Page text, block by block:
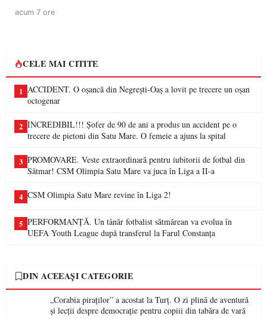
acum 7 ore
CELE MAI CITITE
1 ACCIDENT. O oșancă din Negrești-Oaș a lovit pe trecere un oșan
octogenar
2 INCREDIBIL!!! Șofer de 90 de ani a produs un accident pe o
trecere de pietoni din Satu Mare. O femeie a ajuns la spital
3 PROMOVARE. Veste extraordinară pentru iubitorii de fotbal din
Sătmar! CSM Olimpia Satu Mare va juca în Liga a II-a
4 CSM Olimpia Satu Mare revine în Liga 2!
5 PERFORMANȚĂ. Un tânăr fotbalist sătmărean va evolua în
UEFA Youth League după transferul la Farul Constanța
DIN ACEEAȘI CATEGORIE
„Corabia piraților” a acostat la Turț. O zi plină de aventură
și lecții despre democrație pentru copiii din tabăra de vară